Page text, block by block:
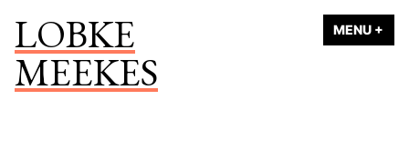
inhoud
springen
LOBKE
MEEKES
MENU +